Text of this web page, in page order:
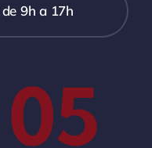
9h a 17h